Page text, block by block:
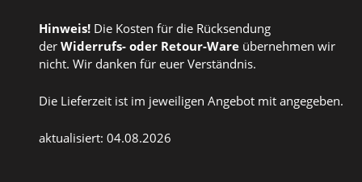
Hinweis! Die Kosten für die Rücksendung
der Widerrufs- oder Retour-Ware übernehmen wir
nicht. Wir danken für euer Verständnis.
Die Lieferzeit ist im jeweiligen Angebot mit angegeben.
aktualisiert: 04.08.2026